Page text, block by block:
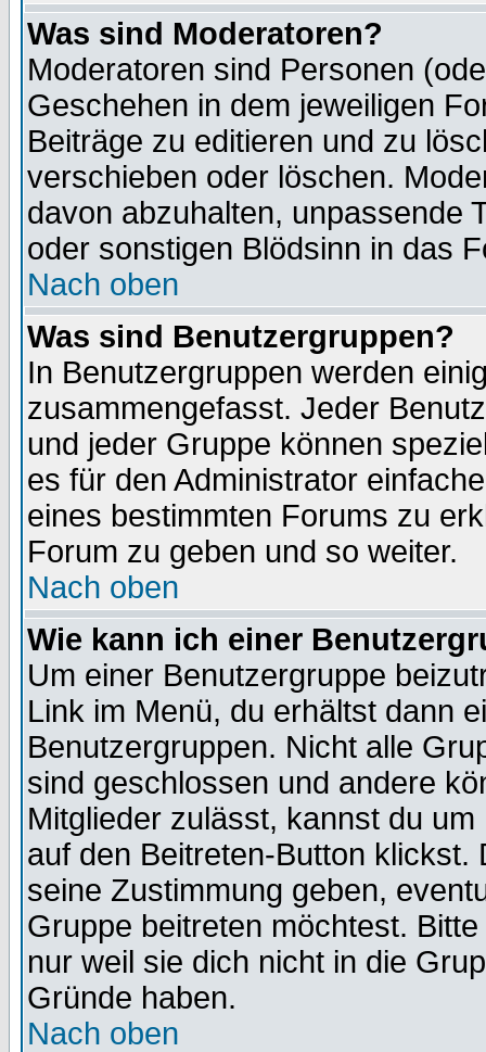
Was sind Moderatoren?
Moderatoren sind Personen
Geschehen in dem jeweiligen
Beiträge zu editieren und zu
verschieben oder löschen.
davon abzuhalten, unpassende
oder sonstigen Blödsinn in das
Nach oben
Was sind Benutzergruppen?
In Benutzergruppen werden
zusammengefasst. Jeder
und jeder Gruppe können
es für den Administrator
eines bestimmten Forums zu
Forum zu geben und so weiter.
Nach oben
Wie kann ich einer
Um einer Benutzergruppe
Link im Menü, du erhältst dann
Benutzergruppen. Nicht alle
sind geschlossen und andere
Mitglieder zulässt, kannst du
auf den Beitreten-Button
seine Zustimmung geben,
Gruppe beitreten möchtest.
nur weil sie dich nicht in die
Gründe haben.
Nach oben